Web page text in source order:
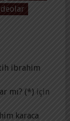
ibrahim
mı? (*) için
karaca